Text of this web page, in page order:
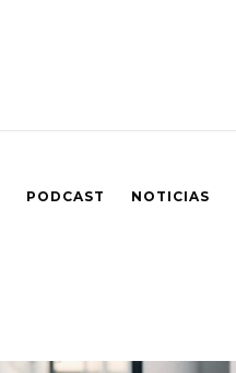
PODCAST NOTICIAS